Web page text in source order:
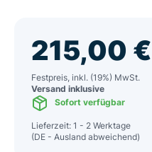
215,00 €
Festpreis, inkl. (19%) MwSt.
Versand inklusive
Sofort verfügbar
Lieferzeit: 1 - 2 Werktage
(DE - Ausland abweichend)